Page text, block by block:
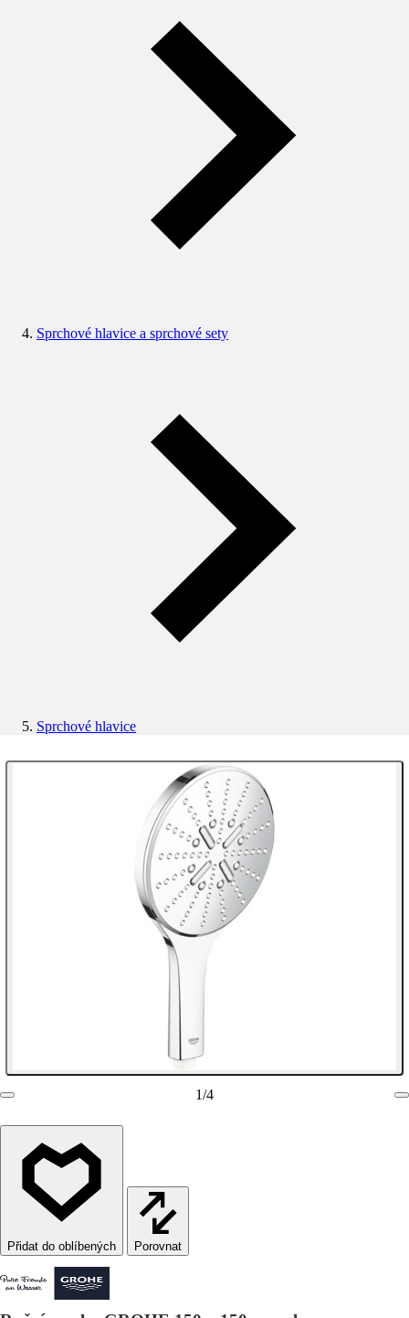
Sprchové hlavice a sprchové sety
Sprchové hlavice
1/4
Porovnat